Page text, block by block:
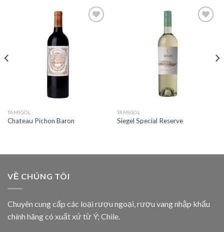
TAMIGOL
Chateau Pichon Baron
TAMIGOL
Siegel Special Reserve
VỀ CHÚNG TÔI
Chuyên cung cấp các loại rượu ngoại, rượu vang nhập khẩu
chính hãng có xuất xứ từ Ý; Chile.